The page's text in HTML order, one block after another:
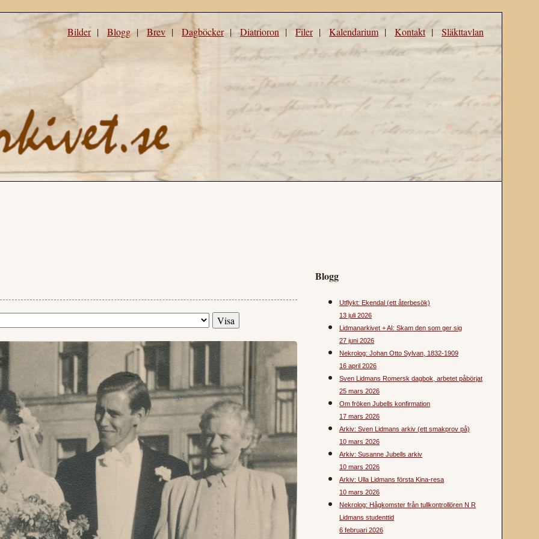
Bilder| Blogg|Brev | Dagböcker|Diatrioron | Filer| Kalendarium| Kontakt| Släkttavlan
Blogg
Utflykt: Ekendal (ett återbesök)
13 juli 2026
Lidmanarkivet + AI: Skam den som ger sig
27 juni 2026
Nekrolog: Johan Otto Sylvan, 1832-1909
16 april 2026
Sven Lidmans Romersk dagbok, arbetet påbörjat
25 mars 2026
Om fröken Jubells konfirmation
17 mars 2026
Arkiv: Sven Lidmans arkiv (ett smakprov på)
10 mars 2026
Arkiv: Susanne Jubells arkiv
10 mars 2026
Arkiv: Ulla Lidmans första Kina-resa
10 mars 2026
Nekrolog: Hågkomster från tullkontrollören N R
Lidmans studenttid
6 februari 2026